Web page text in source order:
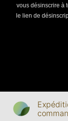
vous désinscrire à
le lien de